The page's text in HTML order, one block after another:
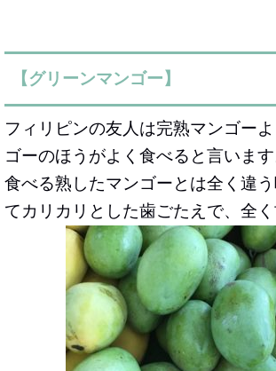
【グリーンマンゴー】
フィリピンの友人は完熟マンゴー
ゴーのほうがよく食べると言いま
食べる熟したマンゴーとは全く違う
てカリカリとした歯ごたえで、全く